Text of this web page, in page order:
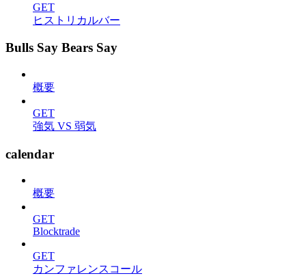
GET
ヒストリカルバー
Bulls Say Bears Say
概要
GET
強気 VS 弱気
calendar
概要
GET
Blocktrade
GET
カンファレンスコール